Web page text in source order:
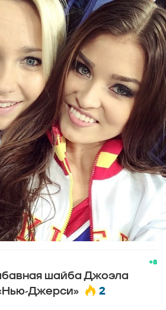
+8
шайба Джоэла
Джерси»
2